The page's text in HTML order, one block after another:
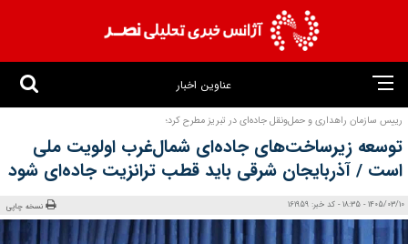
عناوین اخبار
رییس سازمان راهداری و حمل‌ونقل جاده‌ای در تبریز مطرح کرد؛
توسعه زیرساخت‌های جاده‌ای شمال‌غرب اولویت ملی
است / آذربایجان شرقی باید قطب ترانزیت جاده‌ای شود
1405/03/10 - 18:35 - کد خبر: 161959 نسخه چاپی